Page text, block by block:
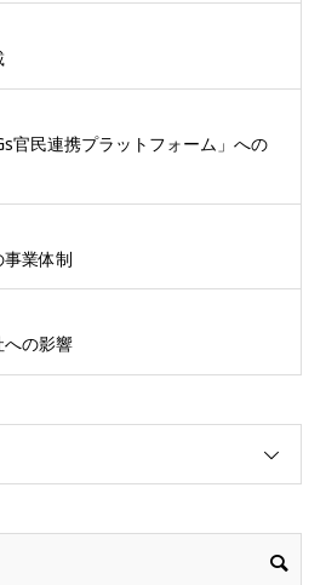
官民連携プラットフォーム」への
業体制
の影響